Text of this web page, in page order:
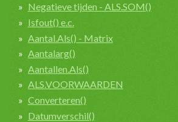
Negatieve tijden - ALS.SOM()
Isfout() e.c.
Aantal.Als() - Matrix
Aantalarg()
Aantallen.Als()
ALS.VOORWAARDEN
Converteren()
Datumverschil()